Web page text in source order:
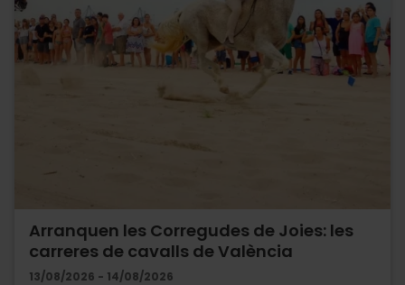
Arranquen les Corregudes de Joies: les
carreres de cavalls de València
13/08/2026 - 14/08/2026